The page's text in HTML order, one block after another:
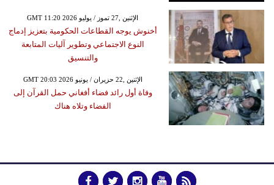
GMT 11:20 2026 الإثنين ,27 تموز / يوليو
أخنوش يوجه القطاعات الحكومية بتعزيز إدماج
النوع الاجتماعي وتطوير آليات المتابعة
والتنسيق
GMT 20:03 2026 الإثنين ,22 حزيران / يونيو
وفاة أول رائد فضاء أفغاني حمل القرآن إلى
الفضاء وتلاه هناك